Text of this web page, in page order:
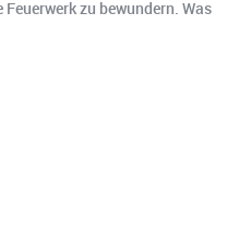
zu bewundern. Was